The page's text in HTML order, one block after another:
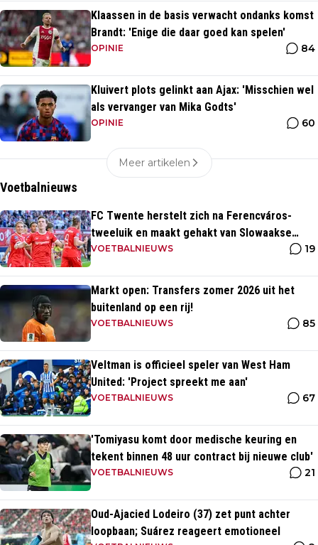
Klaassen in de basis verwacht ondanks komst
Brandt: 'Enige die daar goed kan spelen'
OPINIE 84
Kluivert plots gelinkt aan Ajax: 'Misschien wel
als vervanger van Mika Godts'
OPINIE 60
Meer artikelen
Voetbalnieuws
FC Twente herstelt zich na Ferencváros-
tweeluik en maakt gehakt van Slowaakse
opponent
VOETBALNIEUWS 19
Markt open: Transfers zomer 2026 uit het
buitenland op een rij!
VOETBALNIEUWS 85
Veltman is officieel speler van West Ham
United: 'Project spreekt me aan'
VOETBALNIEUWS 67
'Tomiyasu komt door medische keuring en
tekent binnen 48 uur contract bij nieuwe club'
VOETBALNIEUWS 21
Oud-Ajacied Lodeiro (37) zet punt achter
loopbaan; Suárez reageert emotioneel